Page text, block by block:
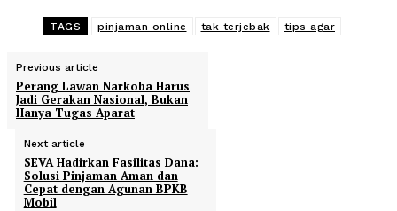
TAGS pinjaman online tak terjebak tips agar
Previous article
Perang Lawan Narkoba Harus
Jadi Gerakan Nasional, Bukan
Hanya Tugas Aparat
Next article
SEVA Hadirkan Fasilitas Dana:
Solusi Pinjaman Aman dan
Cepat dengan Agunan BPKB
Mobil